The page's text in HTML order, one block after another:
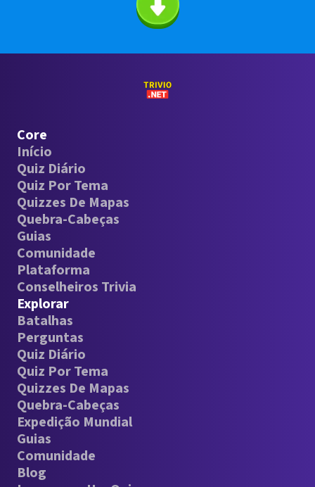
Core
Início
Quiz Diário
Quiz Por Tema
Quizzes De Mapas
Quebra-Cabeças
Guias
Comunidade
Plataforma
Conselheiros Trivia
Explorar
Batalhas
Perguntas
Quiz Diário
Quiz Por Tema
Quizzes De Mapas
Quebra-Cabeças
Expedição Mundial
Guias
Comunidade
Blog